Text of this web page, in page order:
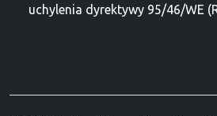
uchylenia dyrektywy 95/46/WE